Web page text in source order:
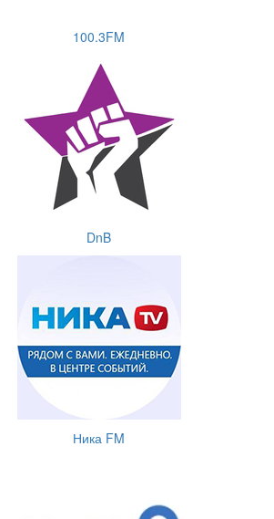
100.3FM
DnB
Ника FM